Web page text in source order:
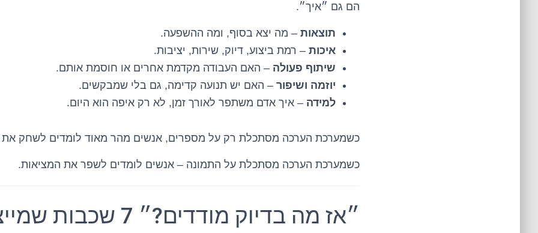
הם גם ״איך״.
תוצאות – מה יצא בסוף, ומה ההשפעה.
איכות – רמת ביצוע, דיוק, שירות, יציבות.
שיתוף פעולה – האם העבודה מקדמת אחרים או חוסמת אותם.
יוזמה ושיפור – האם יש תנועה קדימה, גם בלי שמבקשים.
למידה – איך אדם משתפר לאורך זמן, לא רק איפה הוא היום.
כשמערכת הערכה מסתכלת רק על מספרים, אנשים מהר מאוד לומדים לשחק
כשמערכת הערכה מסתכלת על התמונה – אנשים לומדים לשפר את המציאות.
״אז מה בדיוק מודדים?״ 7